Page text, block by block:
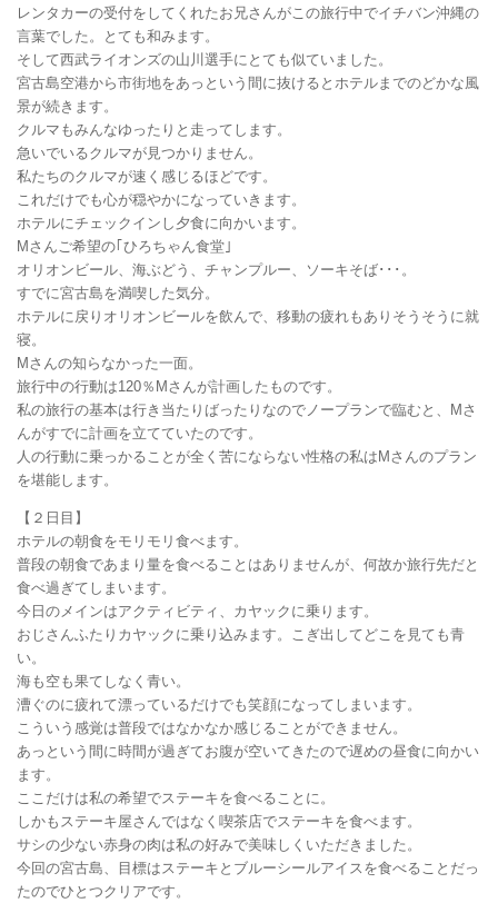
レンタカーの受付をしてくれたお兄さんがこの旅行中でイチバン沖縄の
言葉でした。とても和みます。
そして西武ライオンズの山川選手にとても似ていました。
宮古島空港から市街地をあっという間に抜けるとホテルまでのどかな風
景が続きます。
クルマもみんなゆったりと走ってします。
急いでいるクルマが見つかりません。
私たちのクルマが速く感じるほどです。
これだけでも心が穏やかになっていきます。
ホテルにチェックインし夕食に向かいます。
Mさんご希望の｢ひろちゃん食堂｣
オリオンビール、海ぶどう、チャンプルー、ソーキそば･･･。
すでに宮古島を満喫した気分。
ホテルに戻りオリオンビールを飲んで、移動の疲れもありそうそうに就
寝。
Mさんの知らなかった一面。
旅行中の行動は120％Mさんが計画したものです。
私の旅行の基本は行き当たりばったりなのでノープランで臨むと、Mさ
んがすでに計画を立てていたのです。
人の行動に乗っかることが全く苦にならない性格の私はMさんのプラン
を堪能します。
【２日目】
ホテルの朝食をモリモリ食べます。
普段の朝食であまり量を食べることはありませんが、何故か旅行先だと
食べ過ぎてしまいます。
今日のメインはアクティビティ、カヤックに乗ります。
おじさんふたりカヤックに乗り込みます。こぎ出してどこを見ても青
い。
海も空も果てしなく青い。
漕ぐのに疲れて漂っているだけでも笑顔になってしまいます。
こういう感覚は普段ではなかなか感じることができません。
あっという間に時間が過ぎてお腹が空いてきたので遅めの昼食に向かい
ます。
ここだけは私の希望でステーキを食べることに。
しかもステーキ屋さんではなく喫茶店でステーキを食べます。
サシの少ない赤身の肉は私の好みで美味しくいただきました。
今回の宮古島、目標はステーキとブルーシールアイスを食べることだっ
たのでひとつクリアです。